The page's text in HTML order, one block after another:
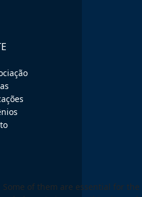
of them are essential for the